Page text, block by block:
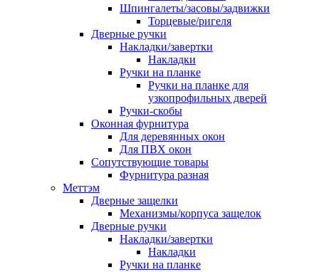
Шпингалеты/засовы/задвижки
Торцевые/ригеля
Дверные ручки
Накладки/завертки
Накладки
Ручки на планке
Ручки на планке для
узкопрофильных дверей
Ручки-скобы
Оконная фурнитура
Для деревянных окон
Для ПВХ окон
Сопутствующие товары
Фурнитура разная
Меттэм
Дверные защелки
Механизмы/корпуса защелок
Дверные ручки
Накладки/завертки
Накладки
Ручки на планке